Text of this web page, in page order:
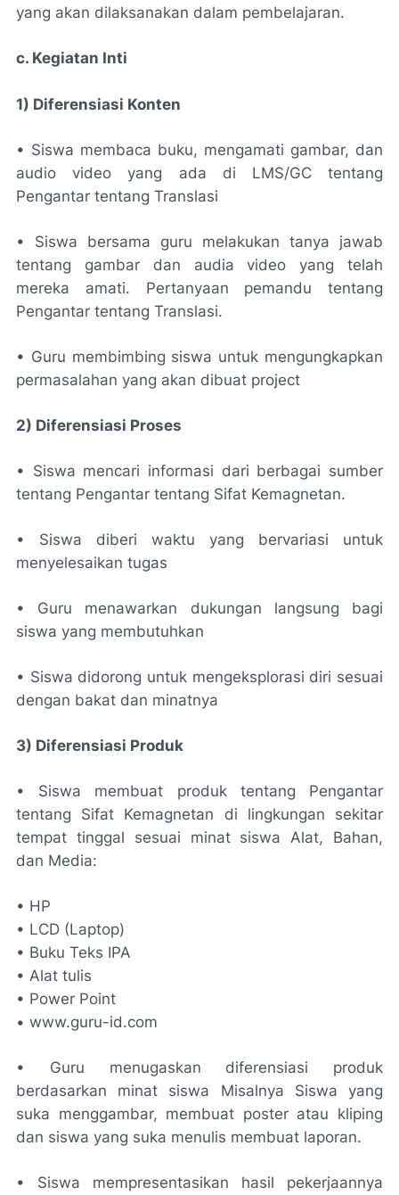
yang akan dilaksanakan dalam pembelajaran.
c. Kegiatan Inti
1) Diferensiasi Konten
• Siswa membaca buku, mengamati gambar, dan
audio video yang ada di LMS/GC tentang
Pengantar tentang Translasi
• Siswa bersama guru melakukan tanya jawab
tentang gambar dan audia video yang telah
mereka amati. Pertanyaan pemandu tentang
Pengantar tentang Translasi.
• Guru membimbing siswa untuk mengungkapkan
permasalahan yang akan dibuat project
2) Diferensiasi Proses
• Siswa mencari informasi dari berbagai sumber
tentang Pengantar tentang Sifat Kemagnetan.
• Siswa diberi waktu yang bervariasi untuk
menyelesaikan tugas
• Guru menawarkan dukungan langsung bagi
siswa yang membutuhkan
• Siswa didorong untuk mengeksplorasi diri sesuai
dengan bakat dan minatnya
3) Diferensiasi Produk
• Siswa membuat produk tentang Pengantar
tentang Sifat Kemagnetan di lingkungan sekitar
tempat tinggal sesuai minat siswa Alat, Bahan,
dan Media:
• HP
• LCD (Laptop)
• Buku Teks IPA
• Alat tulis
• Power Point
• www.guru-id.com
• Guru menugaskan diferensiasi produk
berdasarkan minat siswa Misalnya Siswa yang
suka menggambar, membuat poster atau kliping
dan siswa yang suka menulis membuat laporan.
• Siswa mempresentasikan hasil pekerjaannya